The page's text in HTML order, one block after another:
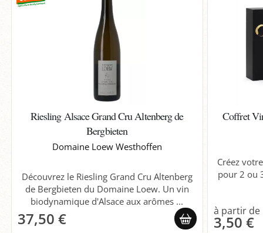
Riesling Alsace Grand Cru Altenberg de
Bergbieten
Domaine Loew Westhoffen
Découvrez le Riesling Grand Cru Altenberg
de Bergbieten du Domaine Loew. Un vin
biodynamique d'Alsace aux arômes ...
37,50 €
Coffret
Créez
pour 2 ou
3,50 €